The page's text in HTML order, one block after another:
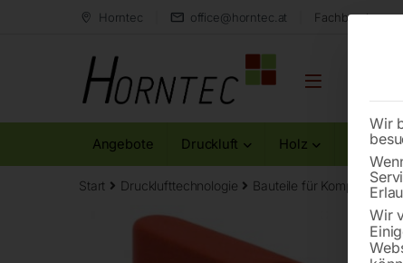
Horntec office@horntec.at Fachberatung
Angebote Druckluft Holz Metall
Start Drucklufttechnologie Bauteile für Kompressoren
Wir
Wir